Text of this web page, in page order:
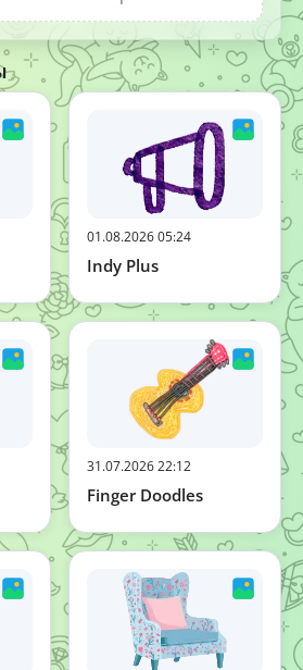
01.08.2026 05:24
Indy Plus
31.07.2026 22:12
Finger Doodles